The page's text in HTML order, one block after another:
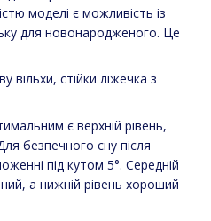
моделі є можливість із
для новонародженого. Це
вільхи, стійки ліжечка з
є верхній рівень,
безпечного сну після
під кутом 5°. Середній
а нижній рівень хороший